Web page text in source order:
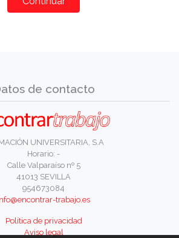
de contacto
UNIVERSITARIA, S.A
Horario: -
Calle Valparaíso nº 5
41013 SEVILLA
954673084
trabajo.es
Política de privacidad
Aviso legal